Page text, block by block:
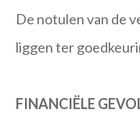
De notulen van de
liggen ter
FINANCIËLE